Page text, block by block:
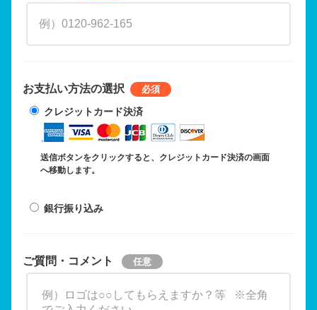
お支払い方法の選択
クレジットカード決済
送信ボタンをクリックすると、クレジットカード決済の画面
へ移動します。
銀行振り込み
ご質問・コメント